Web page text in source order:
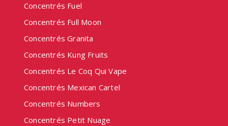
Concentrés Fuel
Concentrés Full Moon
Concentrés Granita
Concentrés Kung Fruits
Concentrés Le Coq Qui Vape
Concentrés Mexican Cartel
Concentrés Numbers
Concentrés Petit Nuage